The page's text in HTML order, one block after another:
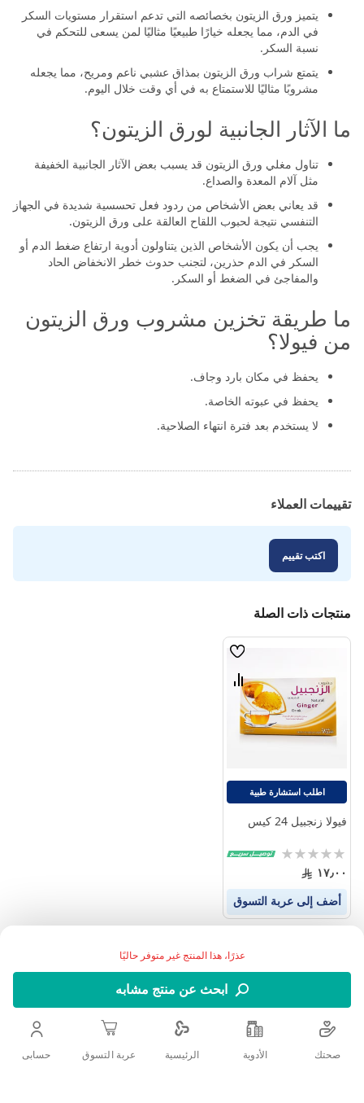
عذرًا، هذا المنتج غير متوفر حاليًا
ابحث عن منتج مشابه
يتميز ورق الزيتون بخصائصه التي تدعم استقرار مستويات السكر
في الدم، مما يجعله خيارًا طبيعيًا مثاليًا لمن يسعى للتحكم في
نسبة السكر.
يتمتع شراب ورق الزيتون بمذاق عشبي ناعم ومريح، مما يجعله
مشروبًا مثاليًا للاستمتاع به في أي وقت خلال اليوم.
ما الآثار الجانبية لورق الزيتون؟
تناول مغلي ورق الزيتون قد يسبب بعض الآثار الجانبية الخفيفة
مثل آلام المعدة والصداع.
قد يعاني بعض الأشخاص من ردود فعل تحسسية شديدة في الجهاز
التنفسي نتيجة لحبوب اللقاح العالقة على ورق الزيتون.
يجب أن يكون الأشخاص الذين يتناولون أدوية ارتفاع ضغط الدم أو
السكر في الدم حذرين، لتجنب حدوث خطر الانخفاض الحاد
والمفاجئ في الضغط أو السكر.
ما طريقة تخزين مشروب ورق الزيتون
من فيولا؟
يحفظ في مكان بارد وجاف.
يحفظ في عبوته الخاصة.
لا يستخدم بعد فترة انتهاء الصلاحية.
تقييمات العملاء
اكتب تقييم
منتجات ذات الصلة
قائمة
قارن
اطلب استشارة طبية
فيولا زنجبيل 24 كيس
Rating:
١٧٫٠٠
أضف إلى عربة التسوق
صحتك الأدوية الرئيسية عربة التسوق حسابى